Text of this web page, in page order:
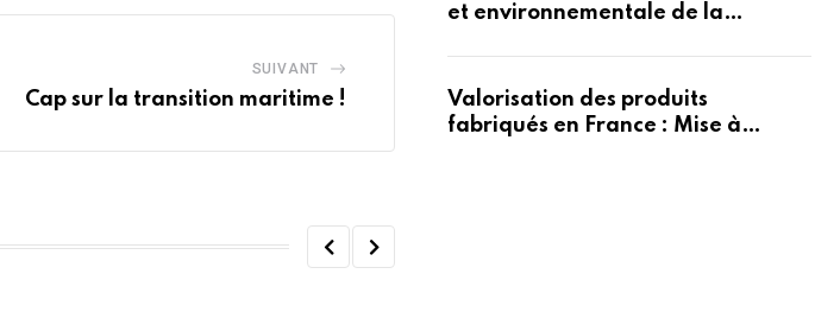
SUIVANT
Cap sur la transition maritime !
et environnementale de la
Valorisation des produits
fabriqués en France : Mise à